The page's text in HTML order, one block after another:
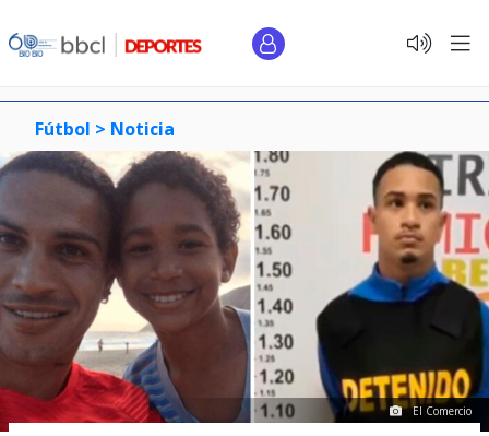
Fútbol > Noticia
El Comercio